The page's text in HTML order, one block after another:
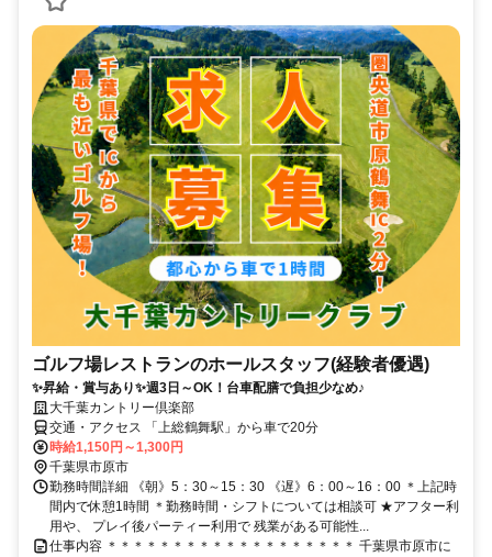
ゴルフ場レストランのホールスタッフ(経験者優遇)
✨昇給・賞与あり✨週3日～OK！台車配膳で負担少なめ♪
大千葉カントリー倶楽部
交通・アクセス 「上総鶴舞駅」から車で20分
時給1,150円～1,300円
千葉県市原市
勤務時間詳細 《朝》5：30～15：30 《遅》6：00～16：00 ＊上記時
間内で休憩1時間 ＊勤務時間・シフトについては相談可 ★アフター利
用や、 プレイ後パーティー利用で 残業がある可能性...
仕事内容 ＊＊＊＊＊＊＊＊＊＊＊＊＊＊＊＊＊＊＊ 千葉県市原市に